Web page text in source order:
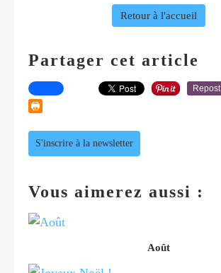
Retour à l'accueil
Partager cet article
Repost
S'inscrire à la newsletter
Vous aimerez aussi :
Août